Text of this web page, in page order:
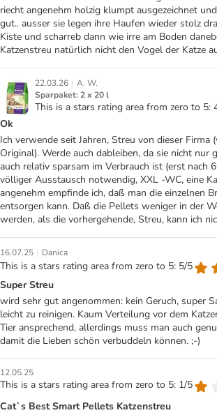
riecht angenehm holzig klumpt ausgezeichnet
gut.. ausser sie legen ihre Haufen wieder stolz
Kiste und scharreb dann wie irre am Boden
Katzenstreu natürlich nicht den Vogel der Katze
22.03.26 | A. W.
Sparpaket: 2 x 20 l
This is a stars rating area from zero to 5:
Ok
Ich verwende seit Jahren, Streu von dieser Firma
Original). Werde auch dableiben, da sie nicht nur
auch relativ sparsam im Verbrauch ist (erst nach
völliger Ausstausch notwendig, XXL -WC, eine
angenehm empfinde ich, daß man die einzelnen
entsorgen kann. Daß die Pellets weniger in der
werden, als die vorhergehende, Streu, kann ich
16.07.25 | Danica
This is a stars rating area from zero to 5: 5/5
Super Streu
wird sehr gut angenommen: kein Geruch, super
leicht zu reinigen. Kaum Verteilung vor dem
Tier ansprechend, allerdings muss man auch
damit die Lieben schön verbuddeln können. ;-)
12.05.25
This is a stars rating area from zero to 5: 1/5
Catˋs Best Smart Pellets Katzenstreu